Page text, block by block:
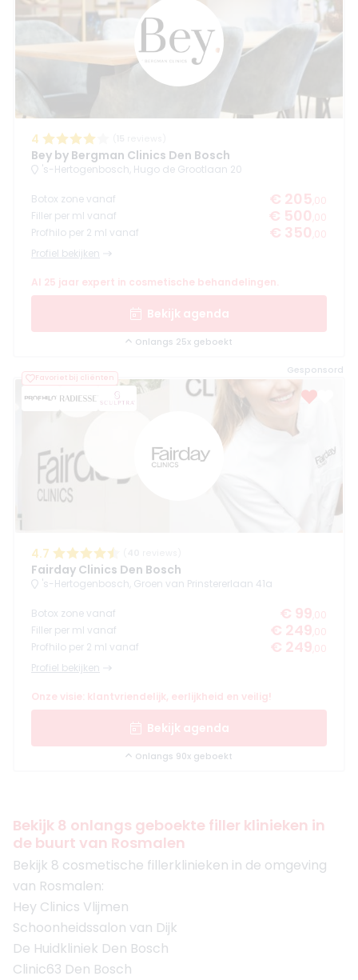
4
Bey by Bergman Clinics Den Bosch
's-Hertogenbosch, Hugo de Grootlaan 20
Botox zone vanaf € 205 ,00
Filler per ml vanaf
€ 500 ,00
Profhilo per 2 ml vanaf
€ 350 ,00
Profiel bekijken
Al 25 jaar expert in cosmetische behandelingen.
Bekijk agenda
Onlangs 25x geboekt
Gesponsord
Favoriet bij cliënten
4.7
Fairday Clinics Den Bosch
's-Hertogenbosch, Groen van Prinstererlaan 41a
Botox zone vanaf € 99 ,00
Filler per ml vanaf
€ 249 ,00
Profhilo per 2 ml vanaf
€ 249 ,00
Profiel bekijken
Onze visie: klantvriendelijk, eerlijkheid en veilig!
Bekijk agenda
Onlangs 90x geboekt
Bekijk 8 onlangs geboekte filler klinieken in
de buurt van Rosmalen
Bekijk 8 cosmetische fillerklinieken in de omgeving
van Rosmalen:
Hey Clinics Vlijmen
Schoonheidssalon van Dijk
De Huidkliniek Den Bosch
Clinic63 Den Bosch